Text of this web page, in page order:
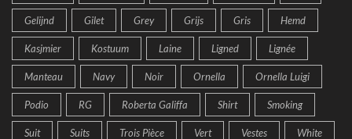
Gelijnd Gilet Grey Grijs Gris Hemd
Kasjmier Kostuum Laine Ligned Lignée
Manteau Navy Noir Ornella Ornella Luigi
Podio RG Roberta Galiffa Shirt Smoking
Suit Suits Trois Pièce Vert Vestes White